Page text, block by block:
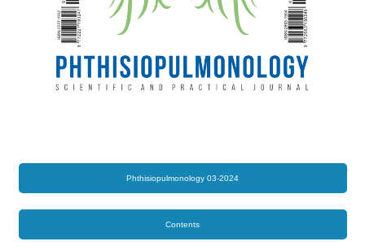
Phthisiopulmonology 03-2024
Contents